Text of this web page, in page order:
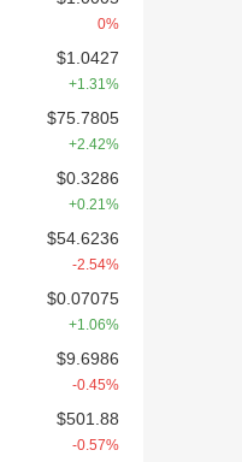
0%
$1.0427
+1.31%
$75.7805
+2.42%
$0.3286
+0.21%
$54.6236
-2.54%
$0.07075
+1.06%
$9.6986
-0.45%
$501.88
-0.57%